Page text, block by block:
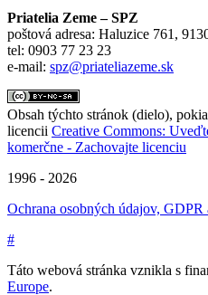
Priatelia Zeme – SPZ
poštová adresa: Haluzice 761,
tel: 0903 77 23 23
e-mail: spz@priateliazeme.sk
Obsah týchto stránok (dielo),
licencii Creative Commons:
komerčne - Zachovajte licenciu
1996 - 2026
Ochrana osobných údajov,
#
Táto webová stránka vznikla s
Europe.